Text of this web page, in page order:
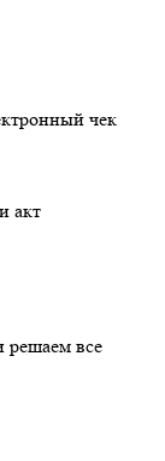
чек
акт
решаем все